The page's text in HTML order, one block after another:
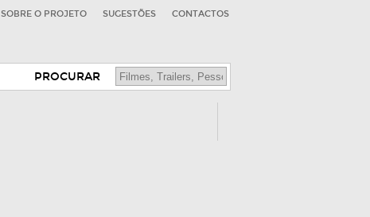
SOBRE O PROJETO SUGESTÕES CONTACTOS
PROCURAR